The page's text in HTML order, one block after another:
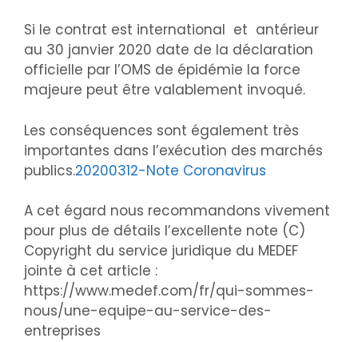
Si le contrat est international et antérieur
au 30 janvier 2020 date de la déclaration
officielle par l’OMS de épidémie la force
majeure peut être valablement invoqué.
Les conséquences sont également très
importantes dans l’exécution des marchés
publics.20200312-Note Coronavirus
A cet égard nous recommandons vivement
pour plus de détails l’excellente note (C)
Copyright du service juridique du MEDEF
jointe à cet article :
https://www.medef.com/fr/qui-sommes-
nous/une-equipe-au-service-des-
entreprises